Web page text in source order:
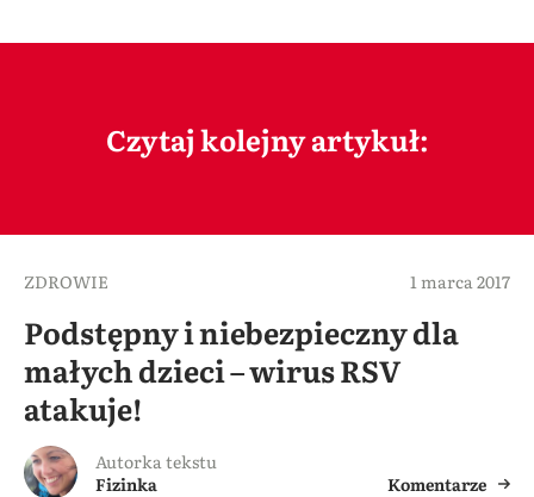
Czytaj kolejny artykuł:
ZDROWIE 1 marca 2017
Podstępny i niebezpieczny dla
małych dzieci – wirus RSV
atakuje!
Autorka tekstu
Fizinka
Komentarze